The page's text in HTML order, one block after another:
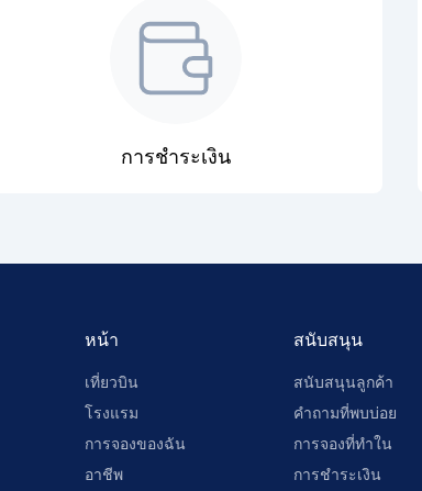
การชำระเงิน
หน้า
เที่ยวบิน
โรงแรม
การจองของฉัน
อาชีพ
สนับสนุน
สนับสนุนลูกค้า
คำถามที่พบบ่อย
การจองที่ทำใน
การชำระเงิน